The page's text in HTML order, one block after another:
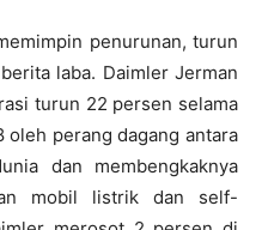
penurunan, turun
laba. Daimler Jerman
turun 22 persen selama
perang dagang antara
dan membengkaknya
mobil listrik dan self-